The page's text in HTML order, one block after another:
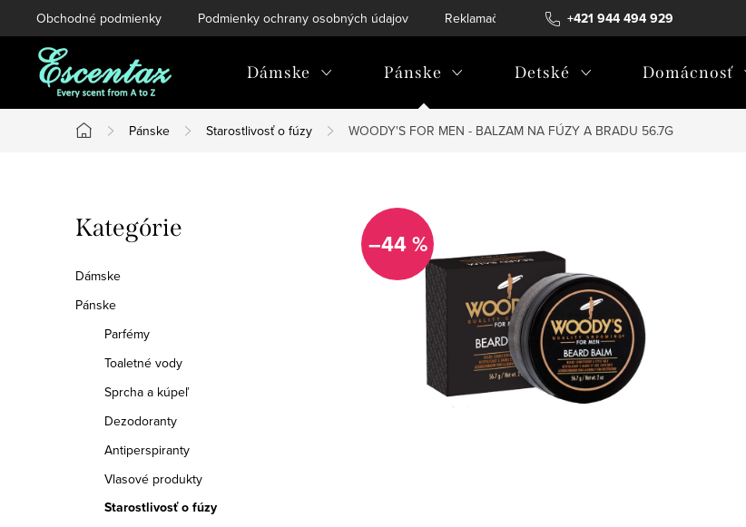
na
+421 944 494 929
Obchodné podmienky Podmienky ochrany osobných údajov Reklamačný poriadok Reklamačný formulár
Dámske Pánske Detské Domácnosť
Domov
Pánske Starostlivosť o fúzy WOODY'S FOR MEN - BALZAM NA FÚZY A BRADU 56.7G
o
č
n
Preskočiť
kategórie
Kategórie
Dámske
Pánske
Parfémy
Toaletné vody
Sprcha a kúpeľ
Dezodoranty
Antiperspiranty
Vlasové produkty
Starostlivosť o fúzy
–44 %